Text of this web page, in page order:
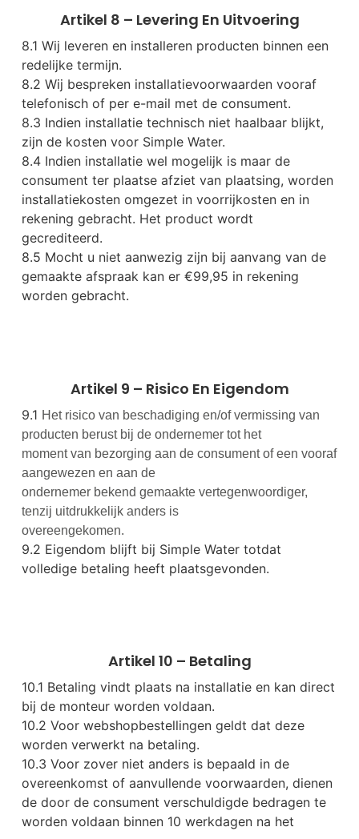
Artikel 8 – Levering En Uitvoering
8.1 Wij leveren en installeren producten binnen een
redelijke termijn.
8.2 Wij bespreken installatievoorwaarden vooraf
telefonisch of per e-mail met de consument.
8.3 Indien installatie technisch niet haalbaar blijkt,
zijn de kosten voor Simple Water.
8.4 Indien installatie wel mogelijk is maar de
consument ter plaatse afziet van plaatsing, worden
installatiekosten omgezet in voorrijkosten en in
rekening gebracht. Het product wordt
gecrediteerd.
8.5 Mocht u niet aanwezig zijn bij aanvang van de
gemaakte afspraak kan er €99,95 in rekening
worden gebracht.
Artikel 9 – Risico En Eigendom
9.1 Het risico van beschadiging en/of vermissing van
producten berust bij de ondernemer tot het
moment van bezorging aan de consument of een vooraf
aangewezen en aan de
ondernemer bekend gemaakte vertegenwoordiger,
tenzij uitdrukkelijk anders is
overeengekomen.
9.2 Eigendom blijft bij Simple Water totdat
volledige betaling heeft plaatsgevonden.
Artikel 10 – Betaling
10.1 Betaling vindt plaats na installatie en kan direct
bij de monteur worden voldaan.
10.2 Voor webshopbestellingen geldt dat deze
worden verwerkt na betaling.
10.3 Voor zover niet anders is bepaald in de
overeenkomst of aanvullende voorwaarden, dienen
de door de consument verschuldigde bedragen te
worden voldaan binnen 10 werkdagen na het